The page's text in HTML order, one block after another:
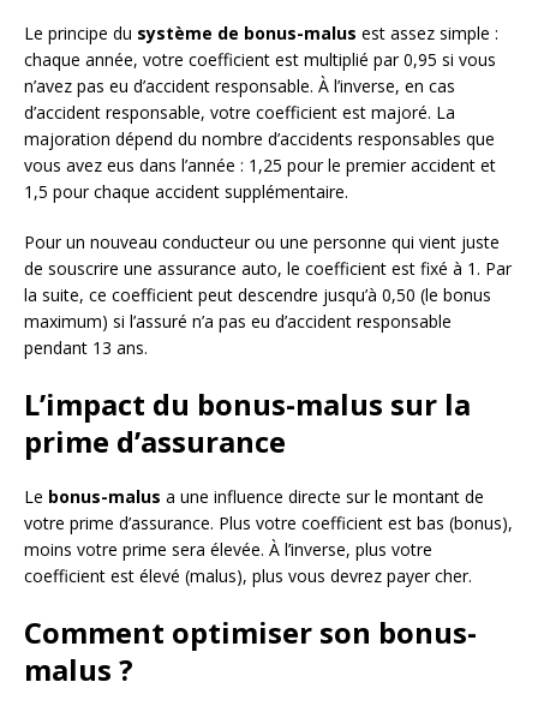
Le principe du système de bonus-malus est assez simple :
chaque année, votre coefficient est multiplié par 0,95 si vous
n’avez pas eu d’accident responsable. À l’inverse, en cas
d’accident responsable, votre coefficient est majoré. La
majoration dépend du nombre d’accidents responsables que
vous avez eus dans l’année : 1,25 pour le premier accident et
1,5 pour chaque accident supplémentaire.
Pour un nouveau conducteur ou une personne qui vient juste
de souscrire une assurance auto, le coefficient est fixé à 1. Par
la suite, ce coefficient peut descendre jusqu’à 0,50 (le bonus
maximum) si l’assuré n’a pas eu d’accident responsable
pendant 13 ans.
L’impact du bonus-malus sur la
prime d’assurance
Le bonus-malus a une influence directe sur le montant de
votre prime d’assurance. Plus votre coefficient est bas (bonus),
moins votre prime sera élevée. À l’inverse, plus votre
coefficient est élevé (malus), plus vous devrez payer cher.
Comment optimiser son bonus-
malus ?